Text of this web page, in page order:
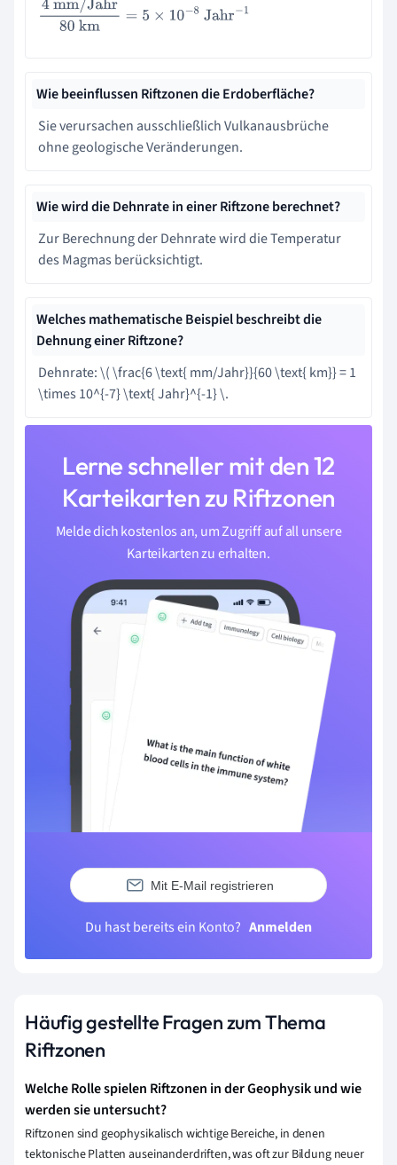
4mm/Jahr80 km= 5× 10−8Jahr−1
Wie beeinflussen Riftzonen die Erdoberfläche?
Sie verursachen ausschließlich Vulkanausbrüche
ohne geologische Veränderungen.
Wie wird die Dehnrate in einer Riftzone berechnet?
Zur Berechnung der Dehnrate wird die Temperatur
des Magmas berücksichtigt.
Welches mathematische Beispiel beschreibt die
Dehnung einer Riftzone?
Dehnrate: \( \frac{6 \text{ mm/Jahr}}{60 \text{ km}} = 1
\times 10^{-7} \text{ Jahr}^{-1} \.
Lerne schneller mit den 12
Karteikarten zu Riftzonen
Melde dich kostenlos an, um Zugriff auf all unsere
Karteikarten zu erhalten.
Mit E-Mail registrieren
Du hast bereits ein Konto? Anmelden
Häufig gestellte Fragen zum Thema
Riftzonen
Welche Rolle spielen Riftzonen in der Geophysik und wie
werden sie untersucht?
Riftzonen sind geophysikalisch wichtige Bereiche, in denen
tektonische Platten auseinanderdriften, was oft zur Bildung neuer